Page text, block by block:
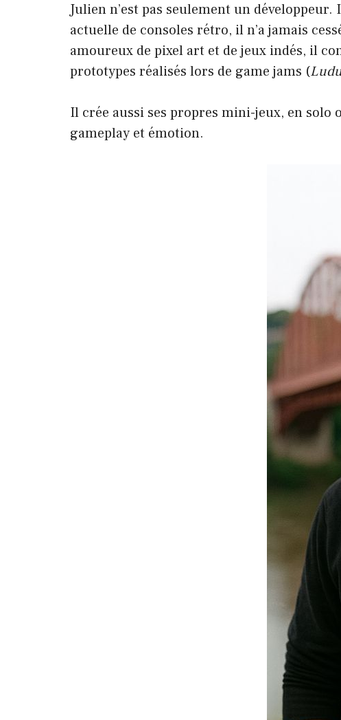
Julien n’est pas seulement un
actuelle de consoles rétro, il n’a jamais
amoureux de pixel art et de jeux indés, il
prototypes réalisés lors de game jams (
Il crée aussi ses propres mini-jeux, en solo
gameplay et émotion.